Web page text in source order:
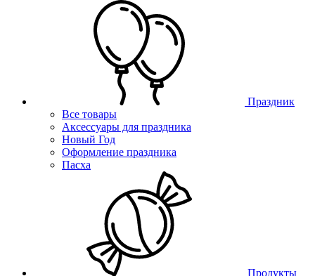
Праздник
Все товары
Аксессуары для праздника
Новый Год
Оформление праздника
Пасха
Продукты